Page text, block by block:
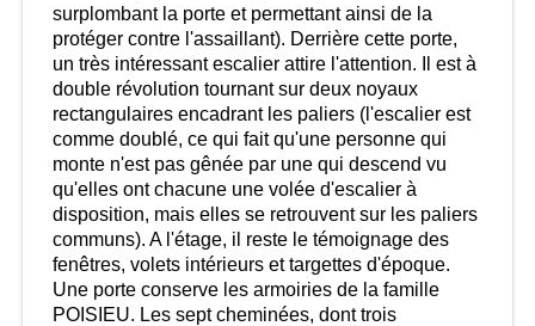
surplombant la porte et permettant ainsi de la
protéger contre l'assaillant). Derrière cette porte,
un très intéressant escalier attire l'attention. Il est à
double révolution tournant sur deux noyaux
rectangulaires encadrant les paliers (l'escalier est
comme doublé, ce qui fait qu'une personne qui
monte n'est pas gênée par une qui descend vu
qu'elles ont chacune une volée d'escalier à
disposition, mais elles se retrouvent sur les paliers
communs). A l'étage, il reste le témoignage des
fenêtres, volets intérieurs et targettes d'époque.
Une porte conserve les armoiries de la famille
POISIEU. Les sept cheminées, dont trois